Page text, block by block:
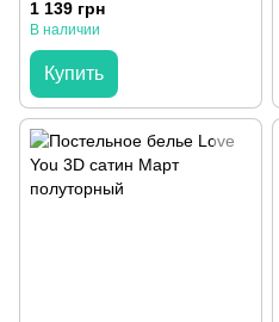
1 139 грн
В наличии
Купить